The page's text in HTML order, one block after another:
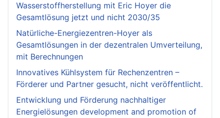
Wasserstoffherstellung mit Eric Hoyer die
Gesamtlösung jetzt und nicht 2030/35
Natürliche-Energiezentren-Hoyer als
Gesamtlösungen in der dezentralen Umverteilung,
mit Berechnungen
Innovatives Kühlsystem für Rechenzentren –
Förderer und Partner gesucht, nicht veröffentlicht.
Entwicklung und Förderung nachhaltiger
Energielösungen development and promotion of